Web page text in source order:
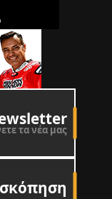
τα νέα μας